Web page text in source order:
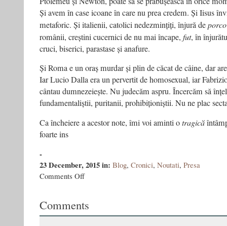
Și avem în case icoane în care nu prea credem. Și Iisus
metaforic. Și italienii, catolici nedezmințiți, înjură de
românii, creștini cucernici de nu mai încape, fut, în
cruci, biserici, parastase și anafure.
Și Roma e un oraș murdar și plin de căcat de câine, dar
Iar Lucio Dalla era un pervertit de homosexual, iar
cântau dumnezeiește. Nu judecăm aspru. Încercăm să
fundamentaliștii, puritanii, prohibiționiștii. Nu ne plac
Ca încheiere a acestor note, îmi voi aminti otragică
foarte ins
-
23 December, 2015in: Blog, Cronici, Noutati, Presa
Comments Offon
unei
Comments